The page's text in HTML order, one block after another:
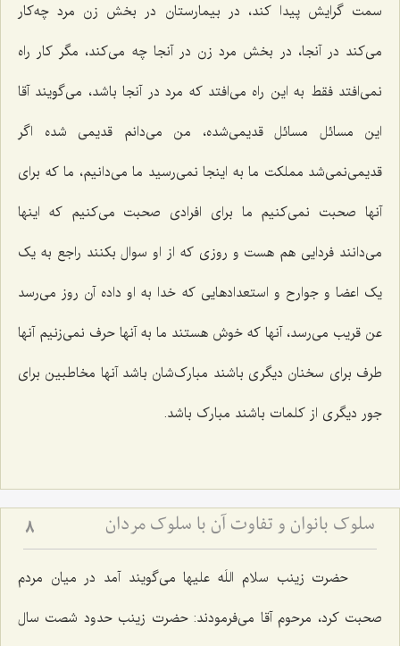
سمت گرایش پیدا کند، در بیمارستان در بخش زن مرد چه‌کار
می‌کند در آنجا، در بخش مرد زن در آنجا چه می‌کند، مگر کار راه
نمی‌افتد فقط به این راه می‌افتد که مرد در آنجا باشد، می‌گویند آقا
این مسائل مسائل قدیمی‌شده، من می‌دانم قدیمی شده اگر
قدیمی‌نمی‌شد مملکت ما به اینجا نمی‌رسید ما می‌دانیم، ما که برای
آنها صحبت نمی‌کنیم ما برای افرادی صحبت می‌کنیم که اینها
می‌دانند فردایی هم هست و روزی که از او سوال بکنند راجع به یک
یک اعضا و جوارح و استعدادهایی که خدا به او داده آن روز می‌رسد
عن قریب می‌رسد، آنها که خوش هستند ما به آنها حرف نمی‌زنیم آنها
طرف برای سخنان دیگری باشند مبارک‌شان باشد آنها مخاطبین برای
جور دیگری از کلمات باشند مبارک باشد.
سلوک بانوان و تفاوت آن با سلوک مردان 8
حضرت زینب سلام اللَه علیها می‌گویند آمد در میان مردم
صحبت کرد، مرحوم آقا می‌فرمودند: حضرت زینب حدود شصت سال